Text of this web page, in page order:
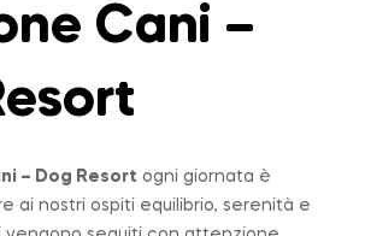
Cani –
– Dog Resort ogni giornata è
ai nostri ospiti equilibrio, serenità e